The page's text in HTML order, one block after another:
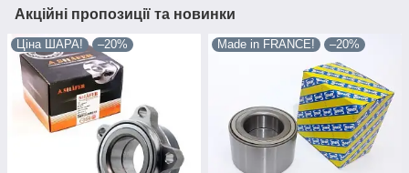
Акційні пропозиції та новинки
Ціна ШАРА! –20% Made in FRANCE! –20%